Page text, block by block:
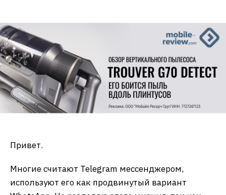
Привет.
Многие считают Telegram мессенджером,
используют его как продвинутый вариант